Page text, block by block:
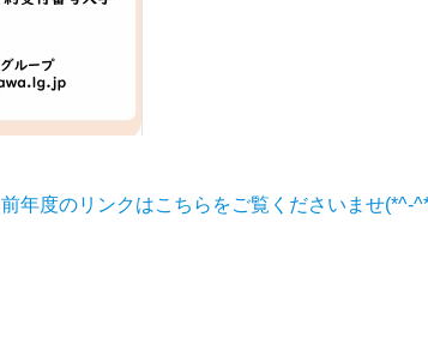
前年度のリンクはこちらをご覧くださいませ(*^-